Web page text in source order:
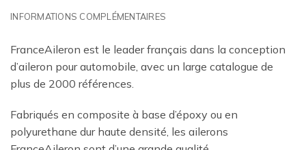
INFORMATIONS COMPLÉMENTAIRES
FranceAileron est le leader français dans la conception
d’aileron pour automobile, avec un large catalogue de
plus de 2000 références.
Fabriqués en composite à base d’époxy ou en
polyurethane dur haute densité, les ailerons